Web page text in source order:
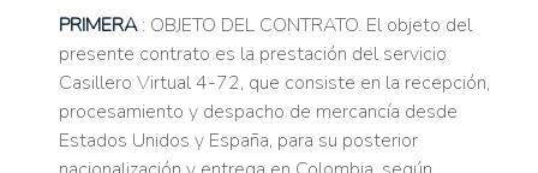
PRIMERA: OBJETO DEL CONTRATO. El objeto del
presente contrato es la prestación del servicio
Casillero Virtual 4-72, que consiste en la recepción,
procesamiento y despacho de mercancía desde
Estados Unidos y España, para su posterior